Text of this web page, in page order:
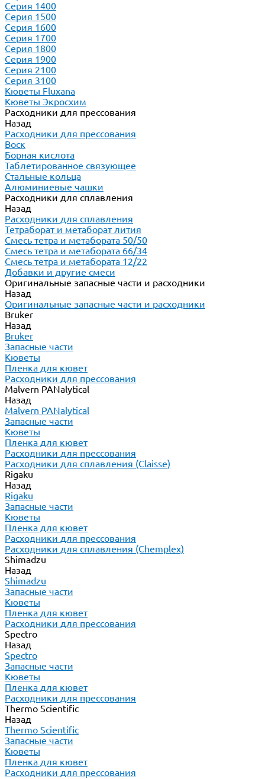
Серия 1400
Серия 1500
Серия 1600
Серия 1700
Серия 1800
Серия 1900
Серия 2100
Серия 3100
Кюветы Fluxana
Кюветы Экросхим
Расходники для прессования
Назад
Расходники для прессования
Воск
Борная кислота
Таблетированное связующее
Стальные кольца
Алюминиевые чашки
Расходники для сплавления
Назад
Расходники для сплавления
Тетраборат и метаборат лития
Смесь тетра и метабората 50/50
Смесь тетра и метабората 66/34
Смесь тетра и метабората 12/22
Добавки и другие смеси
Оригинальные запасные части и расходники
Назад
Оригинальные запасные части и расходники
Bruker
Назад
Bruker
Запасные части
Кюветы
Пленка для кювет
Расходники для прессования
Malvern PANalytical
Назад
Malvern PANalytical
Запасные части
Кюветы
Пленка для кювет
Расходники для прессования
Расходники для сплавления (Claisse)
Rigaku
Назад
Rigaku
Запасные части
Кюветы
Пленка для кювет
Расходники для прессования
Расходники для сплавления (Chemplex)
Shimadzu
Назад
Shimadzu
Запасные части
Кюветы
Пленка для кювет
Расходники для прессования
Spectro
Назад
Spectro
Запасные части
Кюветы
Пленка для кювет
Расходники для прессования
Thermo Scientific
Назад
Thermo Scientific
Запасные части
Кюветы
Пленка для кювет
Расходники для прессования